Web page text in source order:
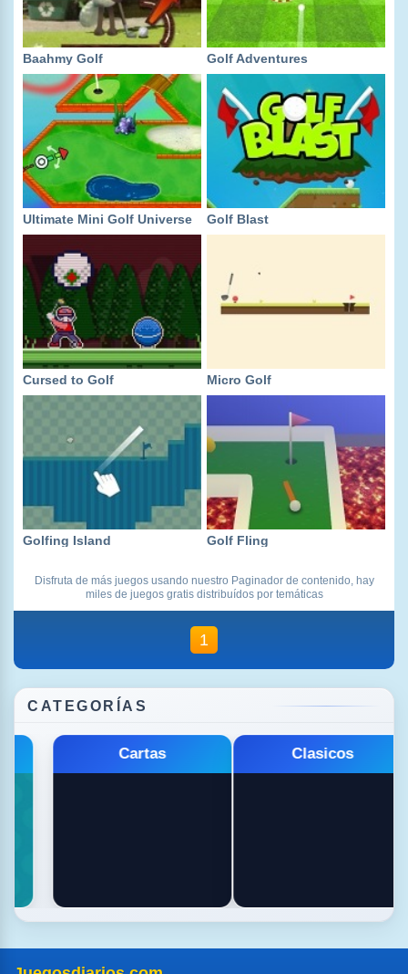
Baahmy Golf Golf Adventures
Ultimate Mini Golf Universe Golf Blast
Cursed to Golf Micro Golf
Golfing Island Golf Fling
Disfruta de más juegos usando nuestro Paginador de contenido, hay
miles de juegos gratis distribuídos por temáticas
1
CATEGORÍAS
Cartas Clasicos